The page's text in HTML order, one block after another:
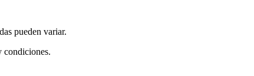
pueden variar.
condiciones.